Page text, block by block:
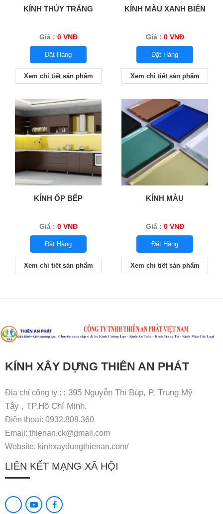
KÍNH THỦY TRẮNG
Giá : 0 VNĐ
Đặt Hàng
Xem chi tiết sản phẩm
KÍNH MÀU XANH BIỂN
Giá : 0 VNĐ
Đặt Hàng
Xem chi tiết sản phẩm
KÍNH ỐP BẾP
Giá : 0 VNĐ
Đặt Hàng
Xem chi tiết sản phẩm
KÍNH MÀU
Giá : 0 VNĐ
Đặt Hàng
Xem chi tiết sản phẩm
KÍNH XÂY DỰNG THIÊN AN PHÁT
Địa chỉ công ty : : 395 Nguyễn Thị Búp, P. Trung Mỹ
Tây , TP.Hồ Chí Minh.
Điện thoại: 0932.808.360
Email: thienan.ck@gmail.com
Website: kinhxaydungthienan.com/
LIÊN KẾT MẠNG XÃ HỘI